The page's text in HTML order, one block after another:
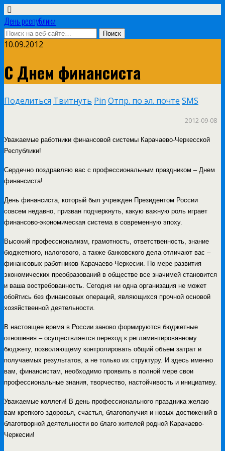
День республики
10.09.2012
C Днем финансиста
Поделиться Твитнуть Pin Отпр. по эл. почте SMS
2012-09-08
Уважаемые работники финансовой системы Карачаево-Черкесской
Республики!
Сердечно поздравляю вас с профессиональным праздником – Днем
финансиста!
День финансиста, который был учрежден Президентом России
совсем недавно, призван подчеркнуть, какую важную роль играет
финансово-экономическая система в современную эпоху.
Высокий профессионализм, грамотность, ответственность, знание
бюджетного, налогового, а также банковского дела отличают вас –
финансовых работников Карачаево-Черкесии. По мере развития
экономических преобразований в обществе все значимей становится
и ваша востребованность. Сегодня ни одна организация не может
обойтись без финансовых операций, являющихся прочной основой
хозяйственной деятельности.
В настоящее время в России заново формируются бюджетные
отношения – осуществляется переход к регламинтированному
бюджету, позволяющему контролировать общий объем затрат и
получаемых результатов, а не только их структуру. И здесь именно
вам, финансистам, необходимо проявить в полной мере свои
профессиональные знания, творчество, настойчивость и инициативу.
Уважаемые коллеги! В день профессионального праздника желаю
вам крепкого здоровья, счастья, благополучия и новых достижений в
благотворной деятельности во благо жителей родной Карачаево-
Черкесии!